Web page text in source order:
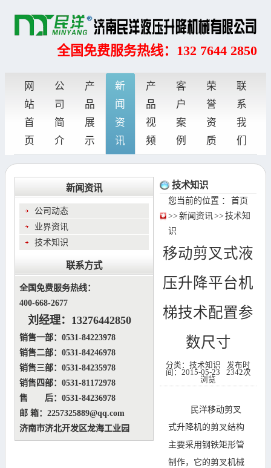
全国免费服务热线：132 7644 2850
网
站
首
页
公
司
简
介
产
品
展
示
新
闻
资
讯
产
品
视
频
客
户
案
例
荣
誉
资
质
联
系
我
们
新闻资讯
公司动态
业界资讯
技术知识
联系方式
全国免费服务热线：
400-668-2677
刘经理： 13276442850
销售一部：0531-84223978
销售二部：0531-84246978
销售三部：0531-84235978
销售四部：0531-81172978
售 后：0531-84236978
邮 箱：2257325889@qq.com
济南市济北开发区龙海工业园
技术知识
您当前的位置 ：
首页
>> 新闻资讯>> 技术知
识
移动剪叉式液
压升降平台机
梯技术配置参
数尺寸
分类：技术知识
发布时
间：2015-05-23
2342次
浏览
民洋移动剪叉
式升降机的剪叉结构
主要采用钢铁矩形管
制作，它的剪叉机械